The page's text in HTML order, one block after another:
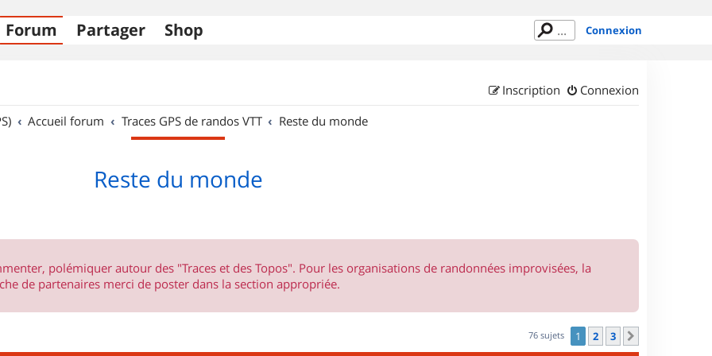
Forum Partager Shop Connexion
Connexion
Inscription
Accueil forum Traces GPS de randos VTT Reste du monde
Reste du monde
polémiquer autour des "Traces et des Topos". Pour les organisations de randonnées improvisées, la
de partenaires merci de poster dans la section appropriée.
76 sujets 1 2 3